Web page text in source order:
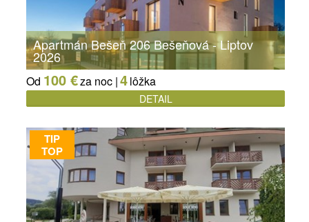
Apartmán Bešeň 206 Bešeňová - Liptov
2026
Od 100 €za noc |4lôžka
DETAIL
TIP
TOP